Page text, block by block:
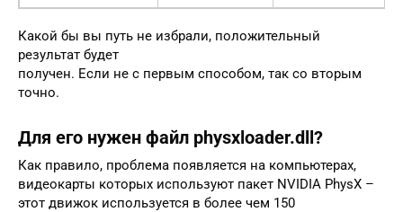
Какой бы вы путь не избрали, положительный
результат будет
получен. Если не с первым способом, так со вторым
точно.
Для его нужен файл physxloader.dll?
Как правило, проблема появляется на компьютерах,
видеокарты которых используют пакет NVIDIA PhysX –
этот движок используется в более чем 150